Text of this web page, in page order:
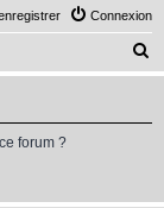
Connexion
e
forum ?